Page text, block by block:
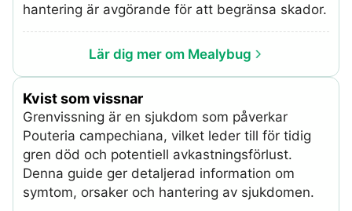
hantering är avgörande för att begränsa skador.
Lär dig mer om Mealybug
Kvist som vissnar
Grenvissning är en sjukdom som påverkar
Pouteria campechiana, vilket leder till för tidig
gren död och potentiell avkastningsförlust.
Denna guide ger detaljerad information om
symtom, orsaker och hantering av sjukdomen.